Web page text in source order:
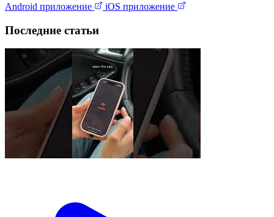
Android приложение iOS приложение
Последние статьи